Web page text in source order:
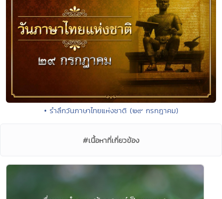
• รำลึกวันภาษาไทยแห่งชาติ (๒๙ กรกฎาคม)
#เนื้อหาที่เกี่ยวข้อง